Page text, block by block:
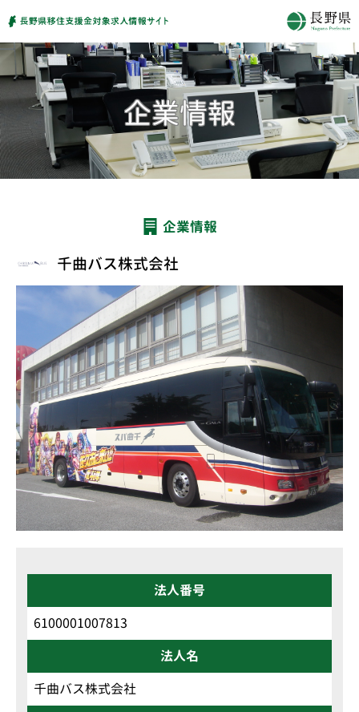
企業情報
千曲バス株式会社
法人番号
6100001007813
法人名
千曲バス株式会社